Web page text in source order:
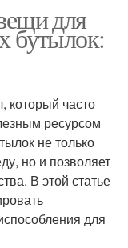
для
бутылок:
который часто
ресурсом
не только
но и позволяет
В этой статье
для